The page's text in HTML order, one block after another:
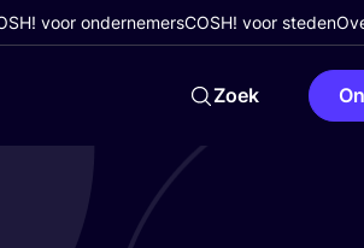
voor ondernemersCOSH! voor steden
Zoek